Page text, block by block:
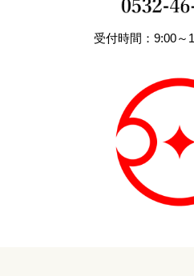
受付時間：9:00～